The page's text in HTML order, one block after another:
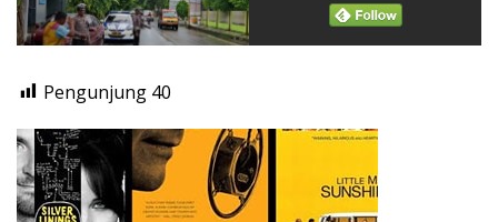
Pengunjung 40